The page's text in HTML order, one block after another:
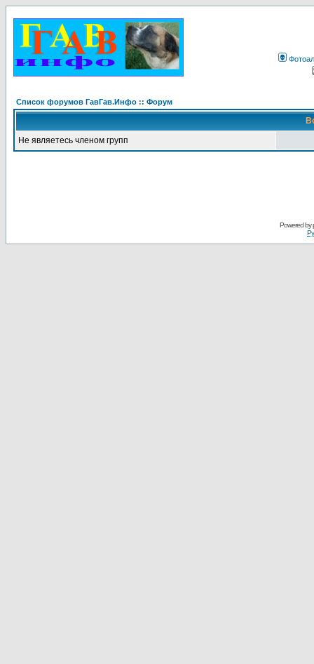
Список форумов ГавГав.Инфо :: Форум
Не являетесь членом групп
Powered by